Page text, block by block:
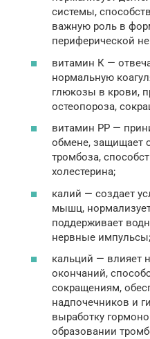
системы,
важную роль в
периферической
витамин К —
нормальную
глюкозы в крови,
остеопороза,
витамин РР —
обмене, защищает
тромбоза,
холестерина;
калий — создает
мышц,
поддерживает
нервные импульсы;
кальций — влияет
окончаний,
сокращениям,
надпочечников и
выработку
образовании